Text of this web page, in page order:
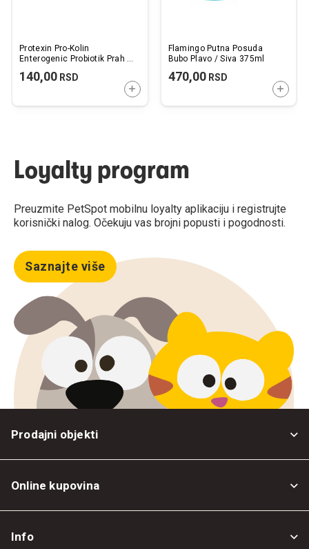
Protexin Pro-Kolin
Enterogenic Probiotik Prah u
/ 1kom.
140,00 RSD
DODAJTE U KORPU
Flamingo Putna Posuda
Bubo Plavo / Siva 375ml
470,00RSD
Loyalty program
Preuzmite PetSpot mobilnu loyalty aplikaciju i registrujte
korisnički nalog. Očekuju vas brojni popusti i pogodnosti.
Saznajte više
Prodajni objekti
Online kupovina
Info